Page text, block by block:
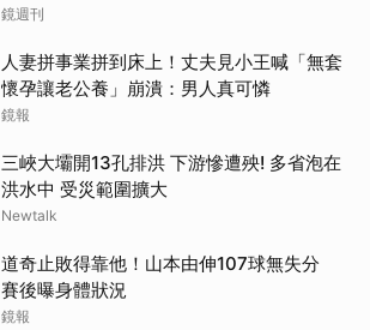
鏡週刊
人妻拼事業拼到床上！丈夫見小王喊「無套
懷孕讓老公養」崩潰：男人真可憐
鏡報
三峽大壩開13孔排洪 下游慘遭殃! 多省泡在
洪水中 受災範圍擴大
Newtalk
道奇止敗得靠他！山本由伸107球無失分
賽後曝身體狀況
鏡報